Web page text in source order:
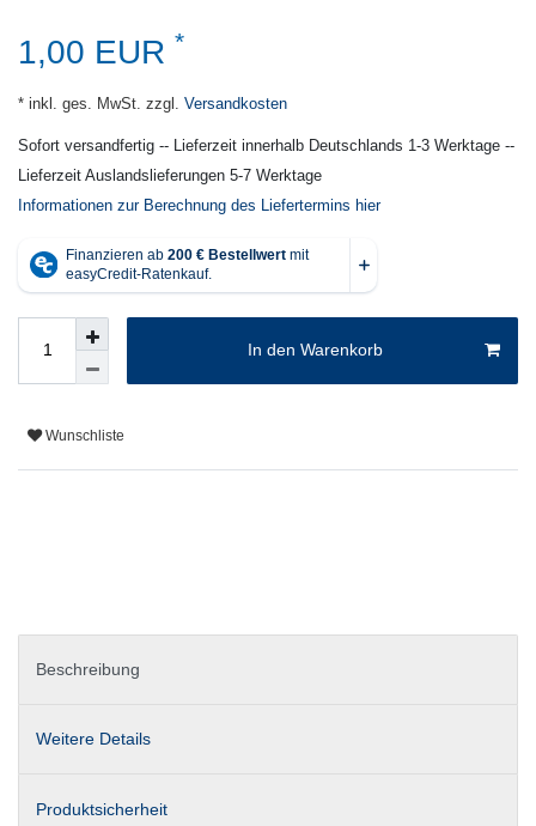
1,00 EUR *
* inkl. ges. MwSt. zzgl. Versandkosten
Sofort versandfertig -- Lieferzeit innerhalb Deutschlands 1-3 Werktage --
Lieferzeit Auslandslieferungen 5-7 Werktage
Informationen zur Berechnung des Liefertermins hier
In den Warenkorb
Wunschliste
Beschreibung
Weitere Details
Produktsicherheit